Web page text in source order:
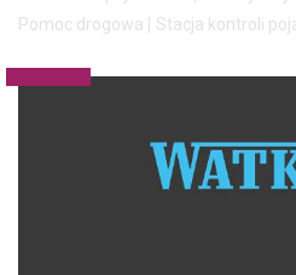
Pomoc drogowa
Stacja kontroli